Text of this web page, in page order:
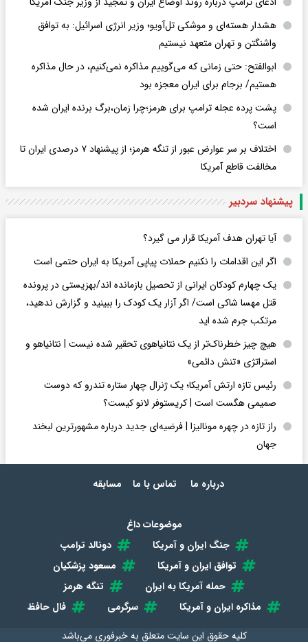
هشدار هسته‌ای و موشکی تل‌آویو؛ وزیر انرژی اسرائیل: به توافق
واشنگتن و تهران متعهد نیستیم
ابوالفتح: حتی زمانی که می‌گوییم مذاکره نمی‌کنیم، در حال مذاکره
هستیم/ برجام برای ایران معجزه بود
پشت پرده عجله ترامپ برای هرمز؛چرا زمان،برگ برنده ایران شده
است؟
اختلاف بر سر عوارض عبور از تنگه هرمز؛ از پیشنهاد ۷ درصدی ایران تا
مخالفت قاطع آمریکا
پیشنهاد سردبیر
آیا تهران هدف آمریکا قرار می گیرد؟
اگر این اقدامات را نکنیم حملات پیاپی آمریکا به ایران حتمی است
یک چهارم کودکان ایرانی از تحصیل بازمانده اند/بهزیستی در پرونده
قتل مهسا شاکی است/ اگر آزار یک کودک را ببینید و گزارش ندهید،
مرتکب جرم شده اید
هیچ چیز خطرناک‌تر از یک نتانیاهوی تحقیر شده نیست | نتانیاهو و
استراتژی «تنش دائمی»
رئیس تازه ارتش آمریکا؛ یک ژنرال چهار ستاره تندرو که دوست
صمیمی هگست است | کریستوفر لانو کیست؟
راز تازه در چهره مونالیزا | فرضیه‌ای جدید درباره مشهورترین لبخند
جهان
درباره ما تماس با ما مسابقه
موضوعات داغ
جنگ ایران و آمریکا
دونالد ترامپ
توافق ایران و آمریکا
مسعود پزشکیان
حمله آمریکا به ایران
تنگه هرمز
مذاکره ایران و آمریکا
سرگرمی
فال حافظ
کلیه حقوق این سایت متعلق بهخبرفوری می‌باشد